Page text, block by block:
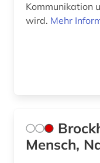
Kommunikation
wird. Mehr
Mensch,